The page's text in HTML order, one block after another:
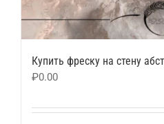
Купить фреску на стену
₽0.00